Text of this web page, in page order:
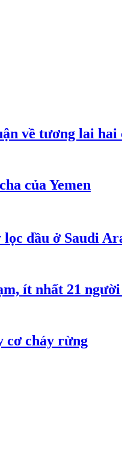
về tương lai hai
của Yemen
dầu ở Saudi
ít nhất 21
cơ cháy rừng